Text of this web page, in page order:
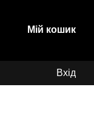
Мій кошик
Вхід